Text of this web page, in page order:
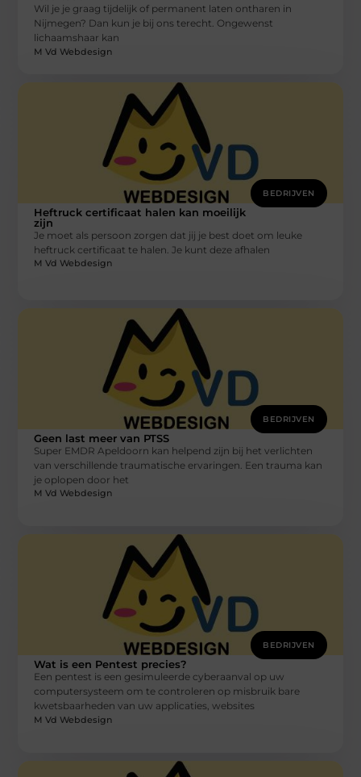
Wil je je graag tijdelijk of permanent laten ontharen in
Nijmegen? Dan kun je bij ons terecht. Ongewenst
lichaamshaar kan
M Vd Webdesign
BEDRIJVEN
Heftruck certificaat halen kan moeilijk
zijn
Je moet als persoon zorgen dat jij je best doet om leuke
heftruck certificaat te halen. Je kunt deze afhalen
M Vd Webdesign
BEDRIJVEN
Geen last meer van PTSS
Super EMDR Apeldoorn kan helpend zijn bij het verlichten
van verschillende traumatische ervaringen. Een trauma kan
je oplopen door het
M Vd Webdesign
BEDRIJVEN
Wat is een Pentest precies?
Een pentest is een gesimuleerde cyberaanval op uw
computersysteem om te controleren op misbruik bare
kwetsbaarheden van uw applicaties, websites
M Vd Webdesign